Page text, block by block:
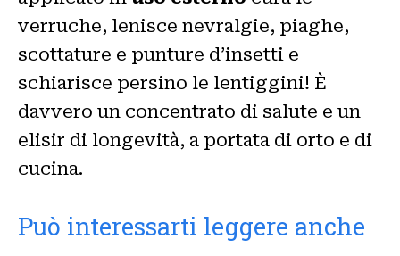
verruche, lenisce nevralgie, piaghe,
scottature e punture d’insetti e
schiarisce persino le lentiggini! È
davvero un concentrato di salute e un
elisir di longevità, a portata di orto e di
cucina.
Può interessarti leggere anche